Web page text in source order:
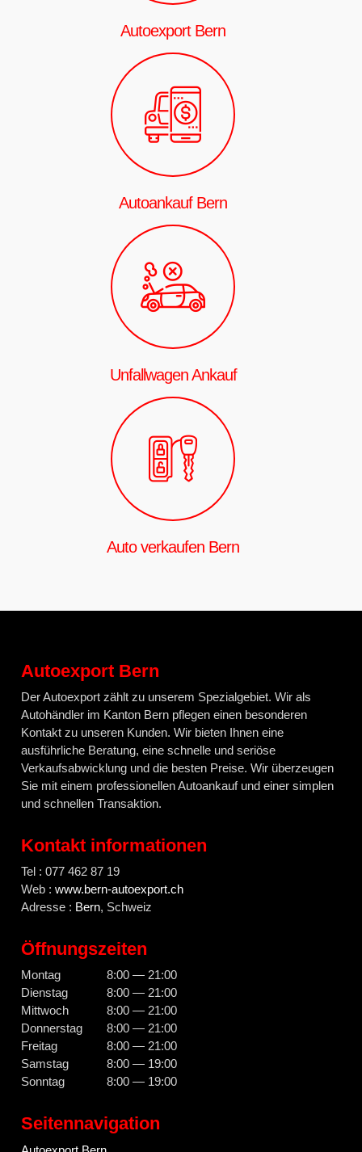
Autoexport Bern
Autoankauf Bern
Unfallwagen Ankauf
Auto verkaufen Bern
Autoexport Bern
Der Autoexport zählt zu unserem Spezialgebiet. Wir als
Autohändler im Kanton Bern pflegen einen besonderen
Kontakt zu unseren Kunden. Wir bieten Ihnen eine
ausführliche Beratung, eine schnelle und seriöse
Verkaufsabwicklung und die besten Preise. Wir überzeugen
Sie mit einem professionellen Autoankauf und einer simplen
und schnellen Transaktion.
Kontakt informationen
Tel : 077 462 87 19
Web :www.bern-autoexport.ch
Adresse : Bern, Schweiz
Öffnungszeiten
Montag
8:00 — 21:00
Dienstag
8:00 — 21:00
Mittwoch
8:00 — 21:00
Donnerstag
8:00 — 21:00
Freitag
8:00 — 21:00
Samstag
8:00 — 19:00
Sonntag
8:00 — 19:00
Seitennavigation